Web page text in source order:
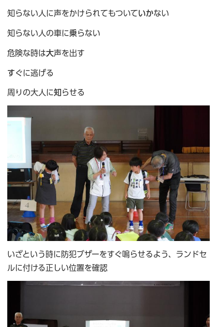
知らない人に声をかけられてもついていかない
知らない人の車に乗らない
危険な時は大声を出す
すぐに逃げる
周りの大人に知 らせる
いざという時に防犯ブザーをすぐ鳴らせるよう、ランドセ
ルに付ける正しい位置を確認